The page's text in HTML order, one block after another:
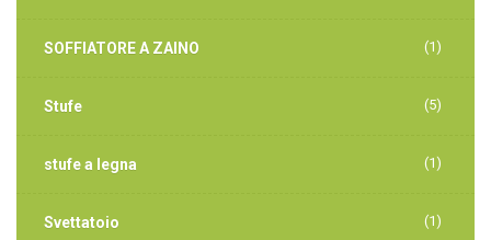
SOFFIATORE A ZAINO (1)
Stufe (5)
stufe a legna (1)
Svettatoio (1)